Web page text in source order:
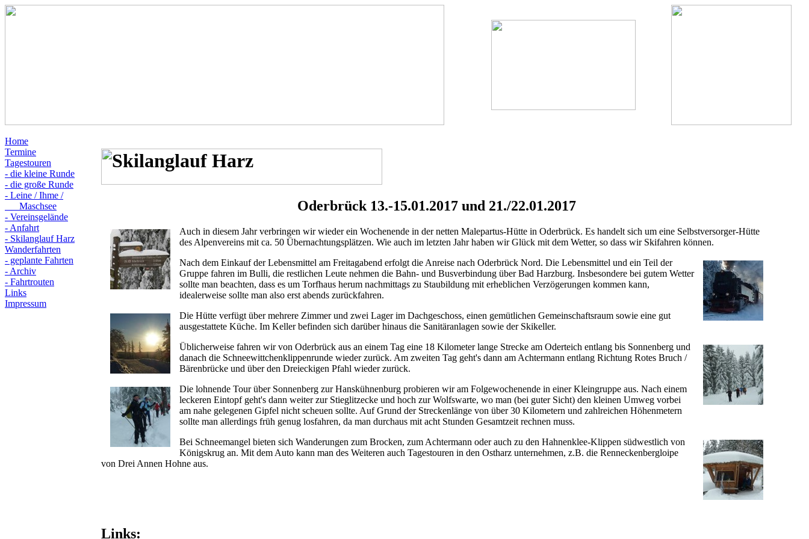
Home
Termine
Tagestouren
- die kleine Runde
- die große Runde
- Leine / Ihme /
Maschsee
- Vereinsgelände
- Anfahrt
- Skilanglauf Harz
Wanderfahrten
- geplante Fahrten
- Archiv
- Fahrtrouten
Links
Impressum
Oderbrück 13.-15.01.2017 und 21./22.01.2017
Auch in diesem Jahr verbringen wir wieder ein Wochenende in der netten Malepartus-Hütte in Oderbrück. Es handelt sich um eine Selbstversorger-Hütte
des Alpenvereins mit ca. 50 Übernachtungsplätzen. Wie auch im letzten Jahr haben wir Glück mit dem Wetter, so dass wir Skifahren können.
Nach dem Einkauf der Lebensmittel am Freitagabend erfolgt die Anreise nach Oderbrück Nord. Die Lebensmittel und ein Teil der
Gruppe fahren im Bulli, die restlichen Leute nehmen die Bahn- und Busverbindung über Bad Harzburg. Insbesondere bei gutem Wetter
sollte man beachten, dass es um Torfhaus herum nachmittags zu Staubildung mit erheblichen Verzögerungen kommen kann,
idealerweise sollte man also erst abends zurückfahren.
Die Hütte verfügt über mehrere Zimmer und zwei Lager im Dachgeschoss, einen gemütlichen Gemeinschaftsraum sowie eine gut
ausgestattete Küche. Im Keller befinden sich darüber hinaus die Sanitäranlagen sowie der Skikeller.
Üblicherweise fahren wir von Oderbrück aus an einem Tag eine 18 Kilometer lange Strecke am Oderteich entlang bis Sonnenberg und
danach die Schneewittchenklippenrunde wieder zurück. Am zweiten Tag geht's dann am Achtermann entlang Richtung Rotes Bruch /
Bärenbrücke und über den Dreieckigen Pfahl wieder zurück.
Die lohnende Tour über Sonnenberg zur Hanskühnenburg probieren wir am Folgewochenende in einer Kleingruppe aus. Nach einem
leckeren Eintopf geht's dann weiter zur Stieglitzecke und hoch zur Wolfswarte, wo man (bei guter Sicht) den kleinen Umweg vorbei
am nahe gelegenen Gipfel nicht scheuen sollte. Auf Grund der Streckenlänge von über 30 Kilometern und zahlreichen Höhenmetern
sollte man allerdings früh genug losfahren, da man durchaus mit acht Stunden Gesamtzeit rechnen muss.
Bei Schneemangel bieten sich Wanderungen zum Brocken, zum Achtermann oder auch zu den Hahnenklee-Klippen südwestlich von
Königskrug an. Mit dem Auto kann man des Weiteren auch Tagestouren in den Ostharz unternehmen, z.B. die Renneckenbergloipe
von Drei Annen Hohne aus.
Links: